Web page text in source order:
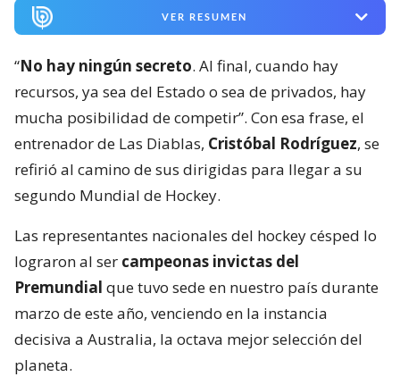
VER RESUMEN
“No hay ningún secreto. Al final, cuando hay
recursos, ya sea del Estado o sea de privados, hay
mucha posibilidad de competir”. Con esa frase, el
entrenador de Las Diablas, Cristóbal Rodríguez, se
refirió al camino de sus dirigidas para llegar a su
segundo Mundial de Hockey.
Las representantes nacionales del hockey césped lo
lograron al ser campeonas invictas del
Premundial que tuvo sede en nuestro país durante
marzo de este año, venciendo en la instancia
decisiva a Australia, la octava mejor selección del
planeta.